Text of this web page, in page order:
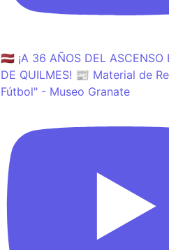
🇱🇻 ¡A 36 AÑOS DEL ASCENSO
DE QUILMES! 📰 Material de
Fútbol" - Museo Granate